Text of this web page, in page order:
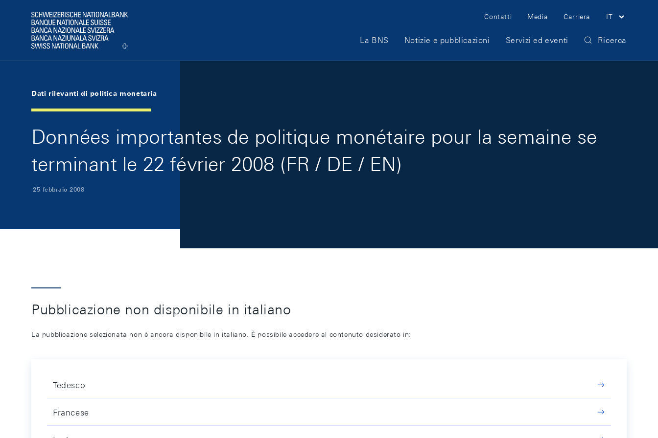
Logo
Meta Navigation
Contatti Media Carriera IT
Main Navigation
La BNS Notizie e pubblicazioni Servizi ed eventi Ricerca
Dati rilevanti di politica monetaria
Données importantes de politique monétaire pour la semaine se
terminant le 22 février 2008 (FR / DE / EN)
25 febbraio 2008
Pubblicazione non disponibile in italiano
La pubblicazione selezionata non è ancora disponibile in italiano. È possibile accedere al contenuto desiderato in:
Tedesco
Francese